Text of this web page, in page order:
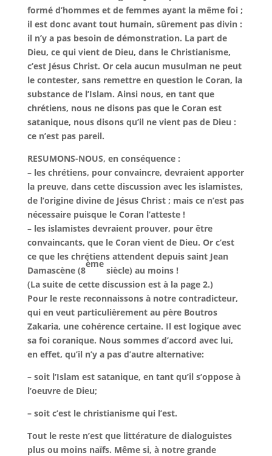
formé d’hommes et de femmes ayant la même foi ;
il est donc avant tout humain, sûrement pas divin :
il n’y a pas besoin de démonstration. La part de
Dieu, ce qui vient de Dieu, dans le Christianisme,
c’est Jésus Christ. Or cela aucun musulman ne peut
le contester, sans remettre en question le Coran, la
substance de l’Islam. Ainsi nous, en tant que
chrétiens, nous ne disons pas que le Coran est
satanique, nous disons qu’il ne vient pas de Dieu :
ce n’est pas pareil.
RESUMONS-NOUS, en conséquence :
– les chrétiens, pour convaincre, devraient apporter
la preuve, dans cette discussion avec les islamistes,
de l’origine divine de Jésus Christ ; mais ce n’est pas
nécessaire puisque le Coran l’atteste !
– les islamistes devraient prouver, pour être
convaincants, que le Coran vient de Dieu. Or c’est
ce que les chrétiens attendent depuis saint Jean
Damascène (8
ème
siècle) au moins !
(La suite de cette discussion est à la page 2.)
Pour le reste reconnaissons à notre contradicteur,
qui en veut particulièrement au père Boutros
Zakaria, une cohérence certaine. Il est logique avec
sa foi coranique. Nous sommes d’accord avec lui,
en effet, qu’il n’y a pas d’autre alternative:
– soit l’Islam est satanique, en tant qu’il s’oppose à
l’oeuvre de Dieu;
– soit c’est le christianisme qui l’est.
Tout le reste n’est que littérature de dialoguistes
plus ou moins naïfs. Même si, à notre grande